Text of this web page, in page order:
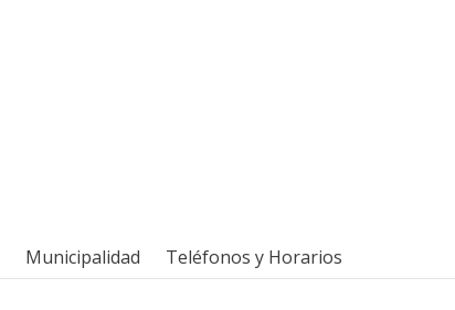
Municipalidad Teléfonos y Horarios